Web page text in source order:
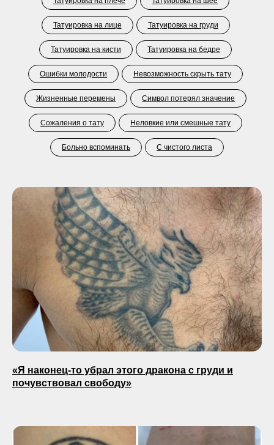
Татуировка на лице Татуировка на груди
Татуировка на кисти Татуировка на бедре
Ошибки молодости Невозможность скрыть тату
Жизненные перемены Символ потерял значение
Сожаления о тату Неловкие или смешные тату
Больно вспоминать С чистого листа
«Я наконец-то убрал этого дракона с груди и
почувствовал свободу»